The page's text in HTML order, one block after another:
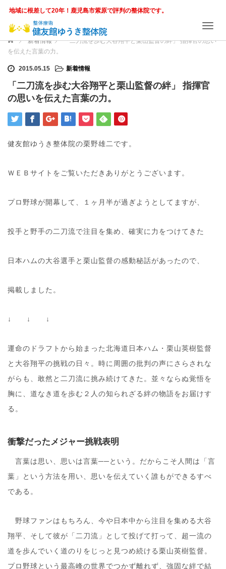
地域に根差して20年！鹿児島市紫原で評判の整体院です。
T
n
ホーム 新着情報
「二刀流を歩む大谷翔平と栗山監督の絆」 指揮官の思い
を伝えた言葉の力。
2015.05.15 新着情報
「二刀流を歩む大谷翔平と栗山監督の絆」 指揮官
の思いを伝えた言葉の力。
健友館ゆうき整体院の栗野雄二です。
ＷＥＢサイトをご覧いただきありがとうございます。
プロ野球が開幕して、１ヶ月半が過ぎようとしてますが、
投手と野手の二刀流で注目を集め、確実に力をつけてきた
日本ハムの大谷選手と栗山監督の感動秘話があったので、
掲載しました。
↓ ↓ ↓
運命のドラフトから始まった北海道日本ハム・栗山英樹監督
と大谷翔平の挑戦の日々。時に周囲の批判の声にさらされな
がらも、敢然と二刀流に挑み続けてきた。並々ならぬ覚悟を
胸に、道なき道を歩む２人の知られざる絆の物語をお届けす
る。
衝撃だったメジャー挑戦表明
言葉は思い、思いは言葉──という。だからこそ人間は「言
葉」という方法を用い、思いを伝えていく誰もができるすべ
である。
野球ファンはもちろん、今や日本中から注目を集める大谷
翔平、そして彼が「二刀流」として投げて打って、超一流の
道を歩んでいく道のりをじっと見つめ続ける栗山英樹監督。
プロ野球という最高峰の世界でつかず離れず、強固な絆で結